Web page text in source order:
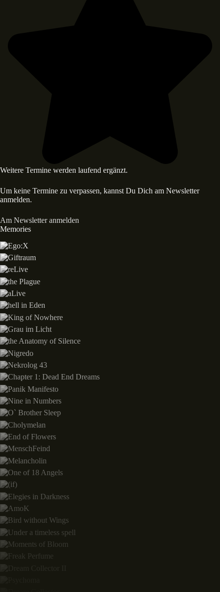
Weitere Termine werden laufend ergänzt.
Um keine Termine zu verpassen, kannst Du Dich am Newsletter
anmelden.
Am Newsletter anmelden
Memories